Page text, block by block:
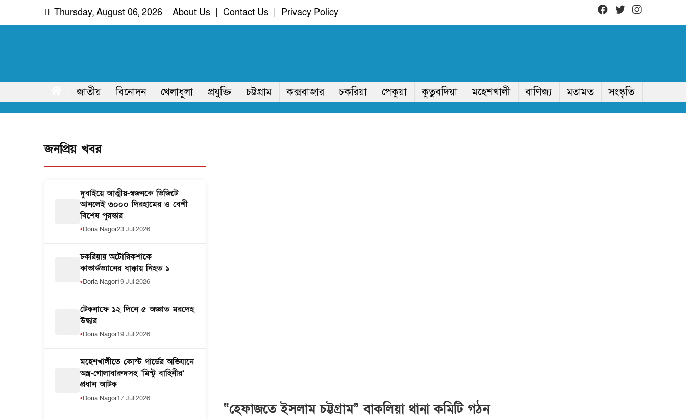
Thursday, August 06, 2026 About Us Contact Us Privacy Policy
দরিয়া নগর
অদৃশ্য খবরের আপোষহীন সত্য
জাতীয়
বিনোদন খেলাধুলা প্রযুক্তি চট্টগ্রাম কক্সবাজার চকরিয়া পেকুয়া কুতুবদিয়া মহেশখালী বাণিজ্য মতামত সংস্কৃতি
“হেফাজতে ইসলাম চট্টগ্রাম” বাকলিয়া থানা কমিটি গঠন
জনপ্রিয় খবর
দুবাইয়ে আত্মীয়-স্বজনকে ভিজিটে
আনলেই ৩০০০ দিরহামের ও বেশী
বিশেষ পুরস্কার
Doria Nagor23 Jul 2026
চকরিয়ায় অটোরিকশাকে
কাভার্ডভ্যানের ধাক্কায় নিহত ১
Doria Nagor19 Jul 2026
টেকনাফে ১২ দিনে ৫ অজ্ঞাত মরদেহ
উদ্ধার
Doria Nagor19 Jul 2026
মহেশখালীতে কোস্ট গার্ডের অভিযানে
অস্ত্র-গোলাবারুদসহ ‘মিন্টু বাহিনীর’
প্রধান আটক
Doria Nagor17 Jul 2026